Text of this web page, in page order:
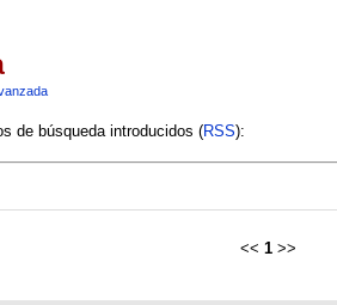
de búsqueda introducidos (RSS):
<< 1 >>